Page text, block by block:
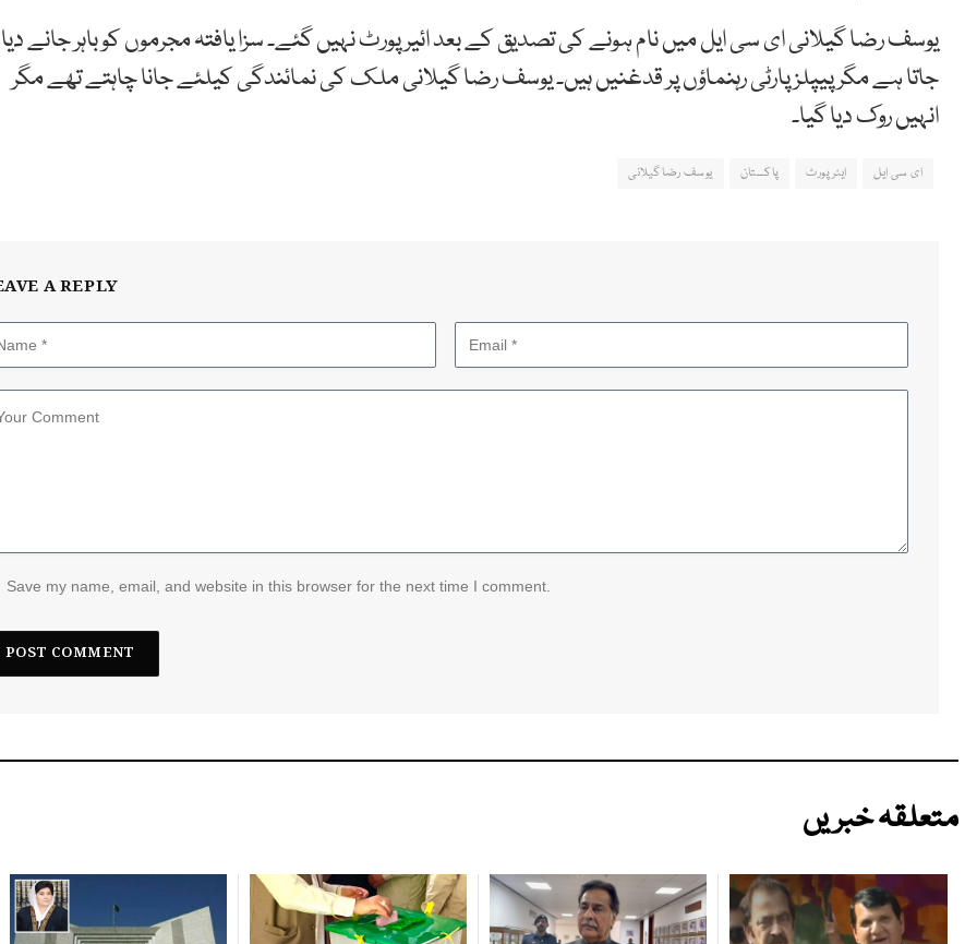
یوسف رضا گیلانی ای سی ایل میں نام ہونے کی تصدیق کے بعد ائیرپورٹ نہیں گئے۔ سزا یافتہ مجرموں کو باہر جانے دیا
جاتا ہے مگر پیپلزپارٹی رہنماؤں پر قدغنیں ہیں۔ یوسف رضا گیلانی ملک کی نمائندگی کیلئے جانا چاہتے تھے مگر
انہیں روک دیا گیا۔
ای سی ایل ایئرپورٹ پاکستان یوسف رضا گیلانی
A REPLY
Save my name, email, and website in this browser for the next time I comment.
متعلقہ خبریں